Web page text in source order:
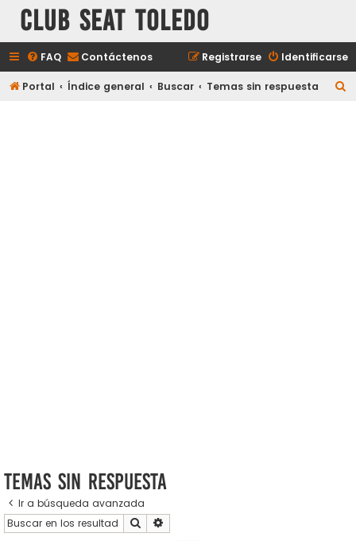
Club Seat Toledo
FAQ Contáctenos Identificarse
Registrarse
Portal Índice general Buscar Temas sin respuesta
Temas sin respuesta
Ir a búsqueda avanzada
Buscar